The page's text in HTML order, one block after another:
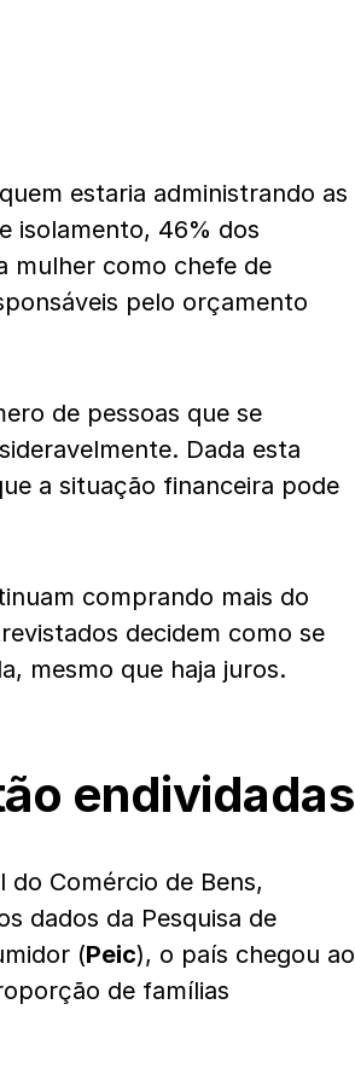
estaria administrando as
isolamento, 46% dos
mulher como chefe de
pelo orçamento
de pessoas que se
Dada esta
a situação financeira pode
comprando mais do
decidem como se
mesmo que haja juros.
endividadas
Comércio de Bens,
dados da Pesquisa de
(Peic), o país chegou ao
de famílias